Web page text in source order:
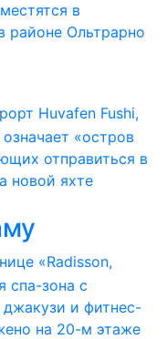
в
районе Ольтрарно
Huvafen Fushi,
«остров
отправиться в
новой яхте
«Radisson,
спа-зона с
и фитнес-
на 20-м этаже